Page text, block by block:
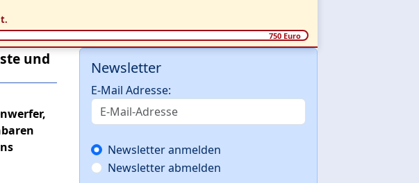
750 Euro
und
Newsletter
E-Mail Adresse:
Newsletter anmelden
Newsletter abmelden